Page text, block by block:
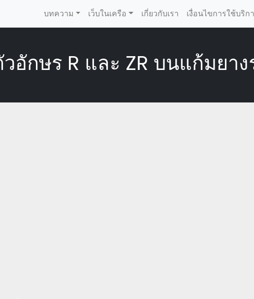
บทความ เว็บในเครือ เกี่ยวกับเรา เงื่อนไขการใช้บริก
อักษร R และ ZR บนแก้มยา